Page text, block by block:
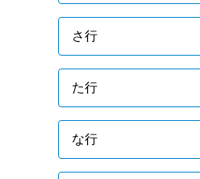
さ行
た行
な行